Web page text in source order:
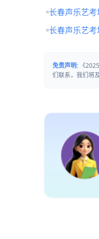
长春声乐艺
长春声乐艺
免责声明: 《
们联系，我们将